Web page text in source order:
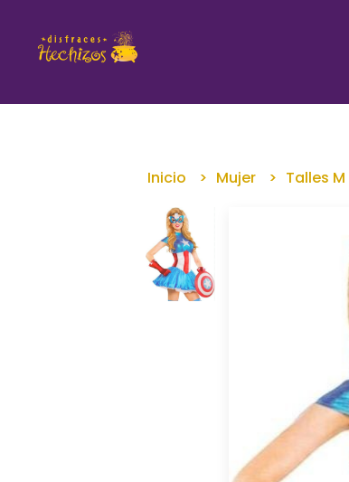
Inicio Mujer Talles M